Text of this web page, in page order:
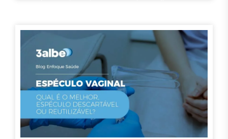
medicamentos.Insulina Aplicação de insulina…